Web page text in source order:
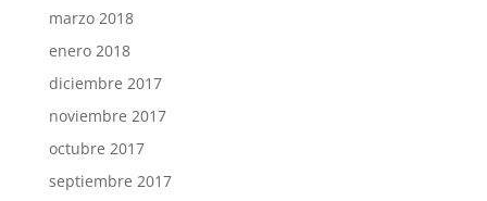
marzo 2018
enero 2018
diciembre 2017
noviembre 2017
octubre 2017
septiembre 2017